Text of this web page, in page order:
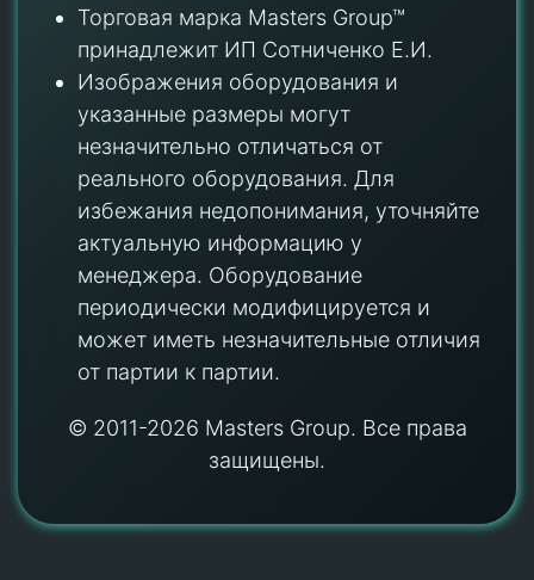
Торговая марка Masters Group™
принадлежит ИП Сотниченко Е.И.
Изображения оборудования и
указанные размеры могут
незначительно отличаться от
реального оборудования. Для
избежания недопонимания, уточняйте
актуальную информацию у
менеджера. Оборудование
периодически модифицируется и
может иметь незначительные отличия
от партии к партии.
© 2011-2026 Masters Group. Все права
защищены.